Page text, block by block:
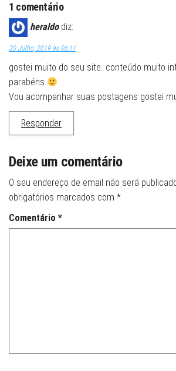
1 comentário
heraldo diz:
20 Julho, 2019 às 06:11
gostei muito do seu site. conteúdo muito
parabéns
Vou acompanhar suas postagens gostei
Responder
Deixe um comentário
O seu endereço de email não será
obrigatórios marcados com *
Comentário *